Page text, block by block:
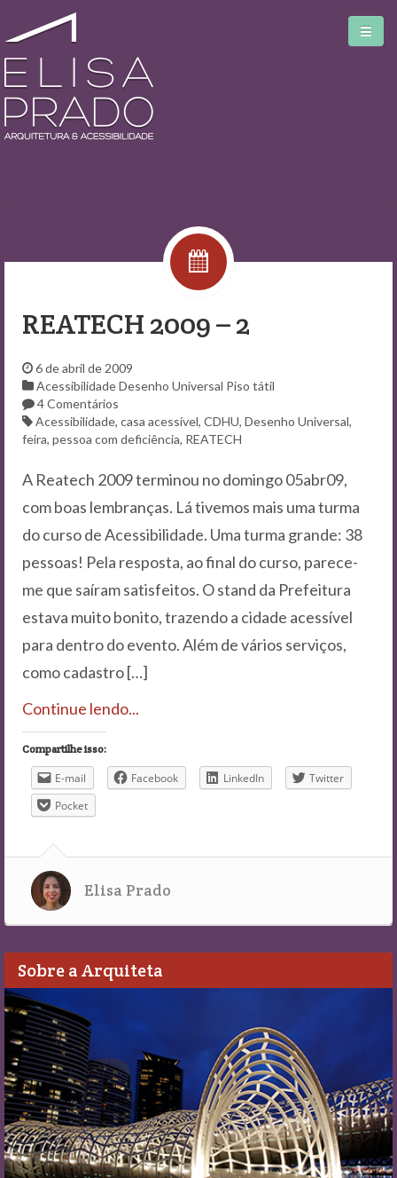
Biblioteca
Sobre
Contato
REATECH 2009 – 2
6 de abril de 2009
AcessibilidadeDesenho Universal Piso tátil
4 Comentários
Acessibilidade, casa acessível, CDHU, Desenho Universal,
feira, pessoa com deficiência, REATECH
A Reatech 2009 terminou no domingo 05abr09,
com boas lembranças. Lá tivemos mais uma turma
do curso de Acessibilidade. Uma turma grande: 38
pessoas! Pela resposta, ao final do curso, parece-
me que saíram satisfeitos. O stand da Prefeitura
estava muito bonito, trazendo a cidade acessível
para dentro do evento. Além de vários serviços,
como cadastro […]
Continue lendo...
Compartilhe isso:
E-mail Facebook LinkedIn
Twitter
Pocket
Elisa Prado
Sobre a Arquiteta